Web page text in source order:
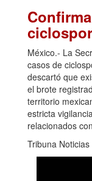
México.- La
casos de
descartó que
el brote
territorio
estricta
relacionados
Tribuna Noticias